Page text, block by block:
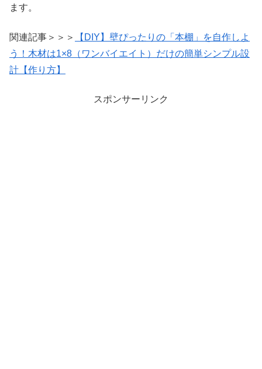
ます。
関連記事＞＞＞
【DIY】壁ぴったりの「本棚」を自作しよ
う！木材は1×8（ワンバイエイト）だけの簡単シンプル設
計【作り方】
スポンサーリンク